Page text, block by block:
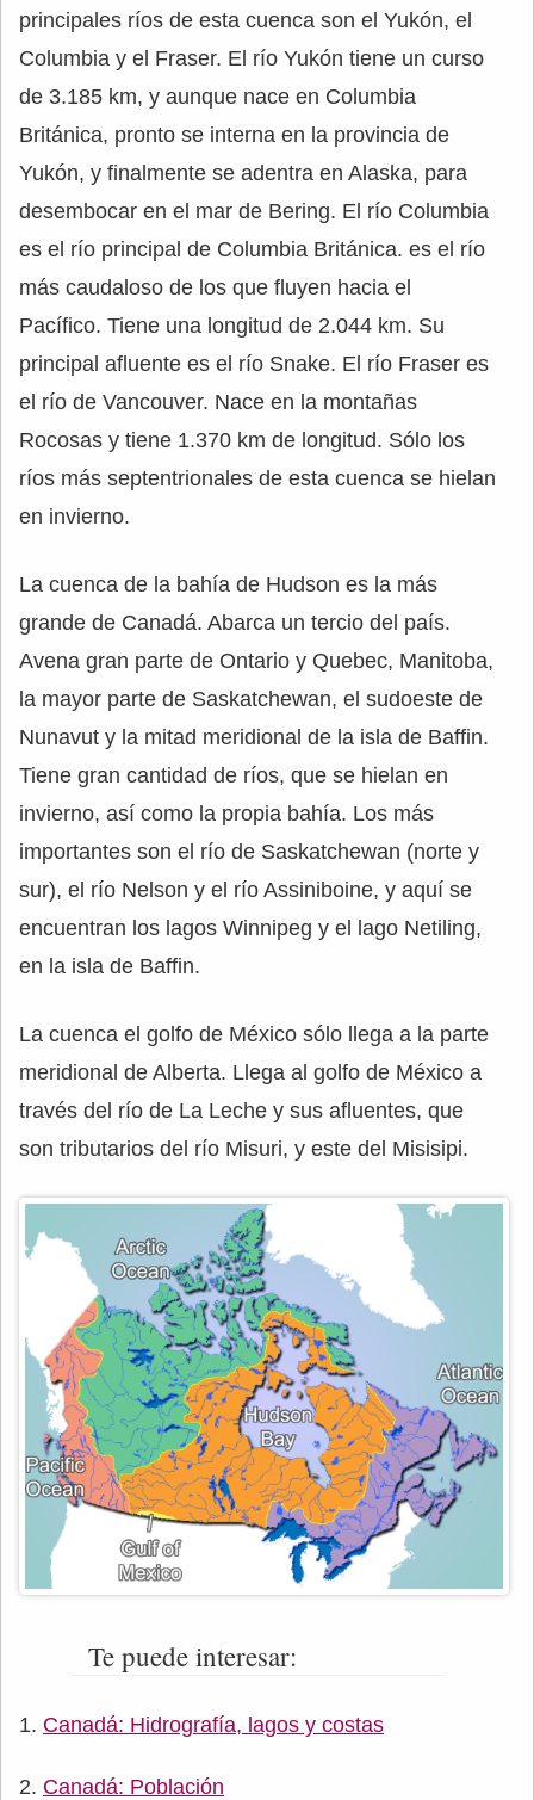
principales ríos de esta cuenca son el Yukón, el
Columbia y el Fraser. El río Yukón tiene un curso
de 3.185 km, y aunque nace en Columbia
Británica, pronto se interna en la provincia de
Yukón, y finalmente se adentra en Alaska, para
desembocar en el mar de Bering. El río Columbia
es el río principal de Columbia Británica. es el río
más caudaloso de los que fluyen hacia el
Pacífico. Tiene una longitud de 2.044 km. Su
principal afluente es el río Snake. El río Fraser es
el río de Vancouver. Nace en la montañas
Rocosas y tiene 1.370 km de longitud. Sólo los
ríos más septentrionales de esta cuenca se hielan
en invierno.
La cuenca de la bahía de Hudson es la más
grande de Canadá. Abarca un tercio del país.
Avena gran parte de Ontario y Quebec, Manitoba,
la mayor parte de Saskatchewan, el sudoeste de
Nunavut y la mitad meridional de la isla de Baffin.
Tiene gran cantidad de ríos, que se hielan en
invierno, así como la propia bahía. Los más
importantes son el río de Saskatchewan (norte y
sur), el río Nelson y el río Assiniboine, y aquí se
encuentran los lagos Winnipeg y el lago Netiling,
en la isla de Baffin.
La cuenca el golfo de México sólo llega a la parte
meridional de Alberta. Llega al golfo de México a
través del río de La Leche y sus afluentes, que
son tributarios del río Misuri, y este del Misisipi.
Te puede interesar:
Canadá: Hidrografía, lagos y costas
Canadá: Población